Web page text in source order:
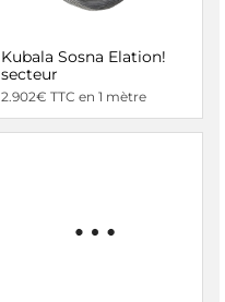
Kubala Sosna Elation!
secteur
2.902€ TTC en 1 mètre